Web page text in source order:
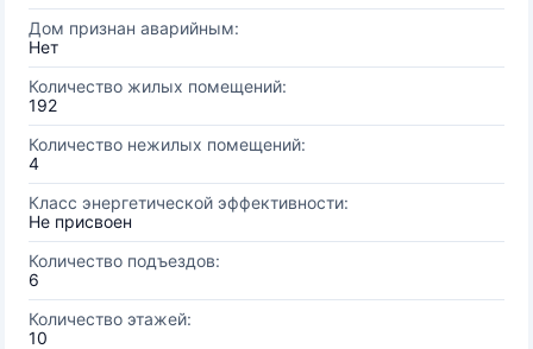
Дом признан аварийным:
Нет
Количество жилых помещений:
192
Количество нежилых помещений:
4
Класс энергетической эффективности:
Не присвоен
Количество подъездов:
6
Количество этажей:
10